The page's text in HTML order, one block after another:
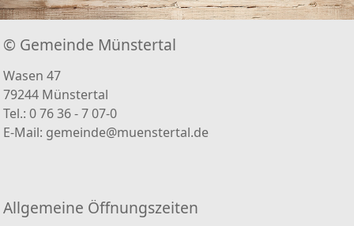
© Gemeinde Münstertal
Wasen 47
79244 Münstertal
Tel.: 0 76 36 - 7 07-0
E-Mail: gemeinde@muenstertal.de
Allgemeine Öffnungszeiten